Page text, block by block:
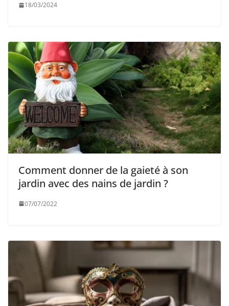
18/03/2024
Comment donner de la gaieté à son
jardin avec des nains de jardin ?
07/07/2022